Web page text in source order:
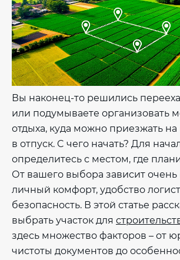
Вы наконец-то решились
или подумываете организовать
отдыха, куда можно приезжать
в отпуск. C чего начать? Для
определитесь с местом, где
От вашего выбора зависит очень
личный комфорт, удобство
безопасность. В этой статье
выбрать участок для
здесь множество факторов – от
чистоты документов до